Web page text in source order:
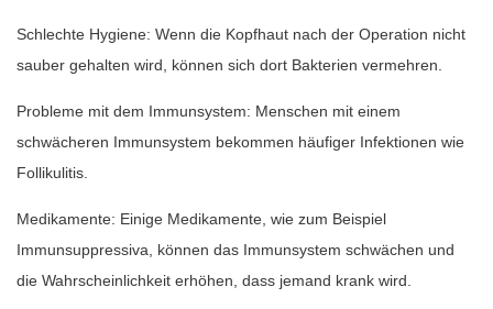
Schlechte Hygiene: Wenn die Kopfhaut nach der Operation nicht
sauber gehalten wird, können sich dort Bakterien vermehren.
Probleme mit dem Immunsystem: Menschen mit einem
schwächeren Immunsystem bekommen häufiger Infektionen wie
Follikulitis.
Medikamente: Einige Medikamente, wie zum Beispiel
Immunsuppressiva, können das Immunsystem schwächen und
die Wahrscheinlichkeit erhöhen, dass jemand krank wird.